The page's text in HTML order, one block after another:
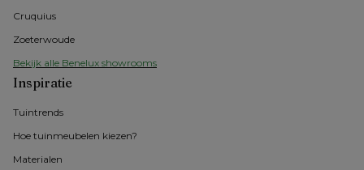
Cruquius
Zoeterwoude
Bekijk alle Benelux showrooms
Inspiratie
Tuintrends
Hoe tuinmeubelen kiezen?
Materialen